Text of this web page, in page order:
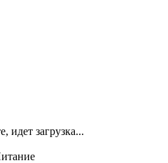
идет загрузка...